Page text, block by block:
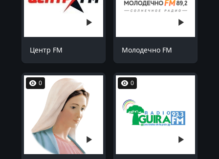
Центр FM Молодечно FM
0 0